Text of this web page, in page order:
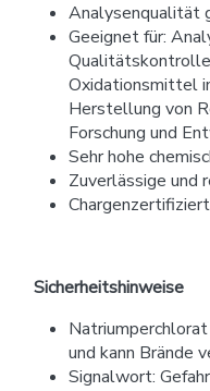
Analysenqualität
Geeignet für:
Oxidationsmittel
Herstellung von
Forschung und
Sehr hohe
Zuverlässige und
Sicherheitshinweise
und kann Brände
Signalwort: Gefahr